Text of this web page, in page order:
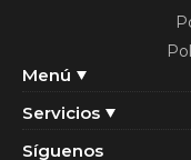
Menú
Servicios
Síguenos